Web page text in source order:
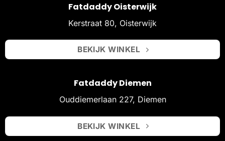
Fatdaddy Oisterwijk
Kerstraat 80, Oisterwijk
BEKIJK WINKEL
Fatdaddy Diemen
Ouddiemerlaan 227, Diemen
BEKIJK WINKEL